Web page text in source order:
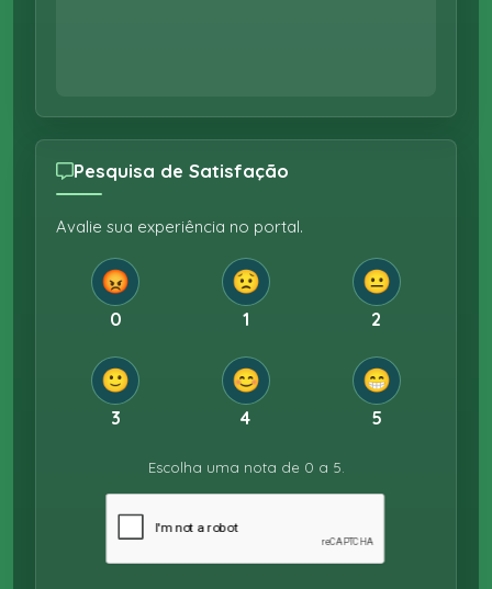
Pesquisa de Satisfação
Avalie sua experiência no portal.
😡
0
😟
1
😐
2
🙂
3
😊
4
😁
5
Escolha uma nota de 0 a 5.